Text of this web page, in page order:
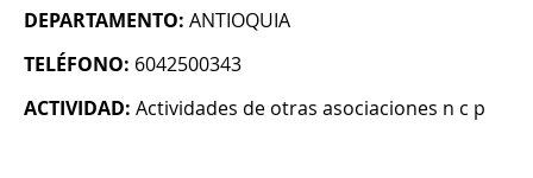
DEPARTAMENTO: ANTIOQUIA
TELÉFONO: 6042500343
ACTIVIDAD: Actividades de otras asociaciones n c p